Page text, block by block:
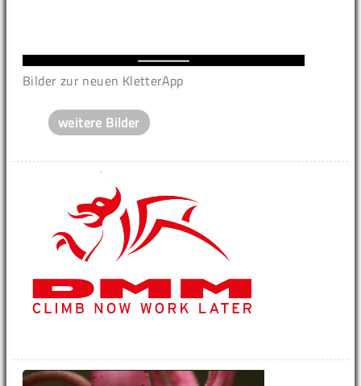
Bilder zur neuen KletterApp
weitere Bilder